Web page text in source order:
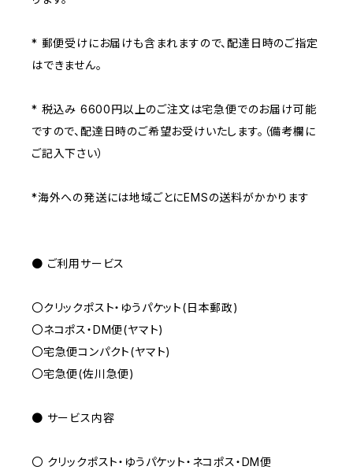
* 郵便受けにお届けも含まれますので、配達日時のご指定
はできません。
* 税込み 6600円以上のご注文は宅急便でのお届け可能
ですので、配達日時のご希望お受けいたします。（備考欄に
ご記入下さい）
*海外への発送には地域ごとにEMSの送料がかかります
● ご利用サービス
〇クリックポスト・ゆうパケット(日本郵政)
〇ネコポス・DM便(ヤマト)
〇宅急便コンパクト(ヤマト)
〇宅急便(佐川急便)
● サービス内容
〇 クリックポスト・ゆうパケット・ネコポス・DM便